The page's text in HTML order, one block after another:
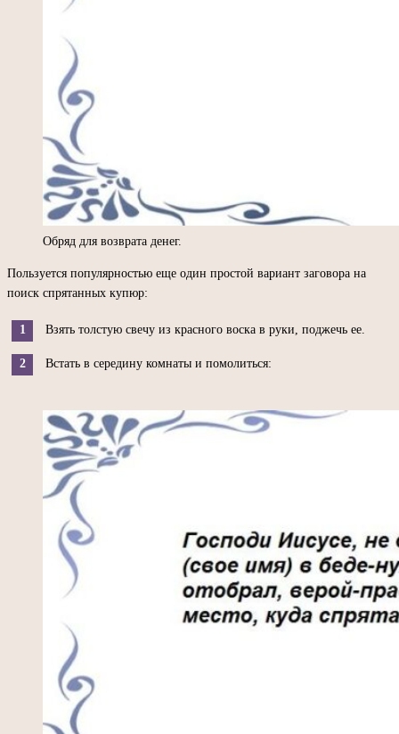
Обряд для возврата денег.
Пользуется популярностью еще один простой вариант заговора на
поиск спрятанных купюр:
Взять толстую свечу из красного воска в руки, поджечь ее.
Встать в середину комнаты и помолиться: